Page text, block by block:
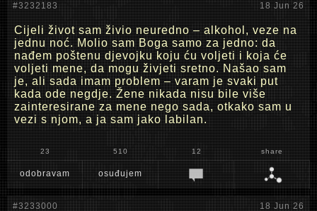
#3232183 18 Jun 26
Cijeli život sam živio neuredno – alkohol, veze na
jednu noć. Molio sam Boga samo za jedno: da
nađem poštenu djevojku koju ću voljeti i koja će
voljeti mene, da mogu živjeti sretno. Našao sam
je, ali sada imam problem – varam je svaki put
kada ode negdje. Žene nikada nisu bile više
zainteresirane za mene nego sada, otkako sam u
vezi s njom, a ja sam jako labilan.
23 510 12 share
odobravam osuđujem
#3233000 18 Jun 26